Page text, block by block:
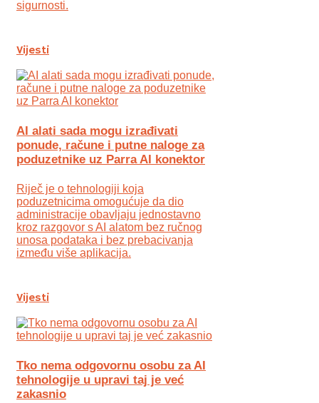
sigurnosti.
Vijesti
AI alati sada mogu izrađivati
ponude, račune i putne naloge za
poduzetnike uz Parra AI konektor
Riječ je o tehnologiji koja
poduzetnicima omogućuje da dio
administracije obavljaju jednostavno
kroz razgovor s AI alatom bez ručnog
unosa podataka i bez prebacivanja
između više aplikacija.
Vijesti
Tko nema odgovornu osobu za AI
tehnologije u upravi taj je već
zakasnio